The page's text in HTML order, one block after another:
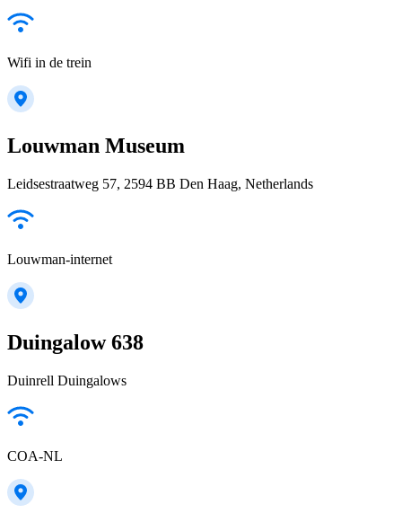
Wifi in de trein
Louwman Museum
Leidsestraatweg 57, 2594 BB Den Haag, Netherlands
Louwman-internet
Duingalow 638
Duinrell Duingalows
COA-NL